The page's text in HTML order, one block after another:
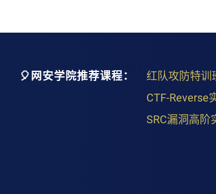
🎈网安学院推荐课程： 红队攻防特训
CTF-Reverse
SRC漏洞高阶